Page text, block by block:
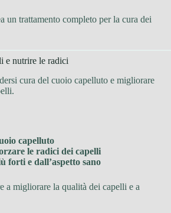
un trattamento completo per la cura dei
e nutrire le radici
cura del cuoio capelluto e migliorare
capelluto
le radici dei capelli
forti e dall’aspetto sano
a migliorare la qualità dei capelli e a